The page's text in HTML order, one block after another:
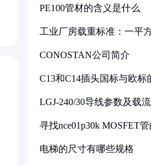
PE100管材的含义是什么
工业厂房载重标准：一平
CONOSTAN公司简介
C13和C14插头国标与欧标
LGJ-240/30导线参数及载
寻找nce01p30k MOSFET
电梯的尺寸有哪些规格